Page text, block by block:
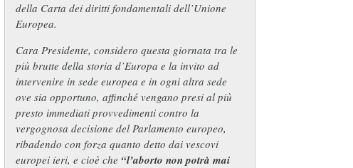
della Carta dei diritti fondamentali dell’Unione
Europea.
Cara Presidente, considero questa giornata tra le
più brutte della storia d’Europa e la invito ad
intervenire in sede europea e in ogni altra sede
ove sia opportuno, affinché vengano presi al più
presto immediati provvedimenti contro la
vergognosa decisione del Parlamento europeo,
ribadendo con forza quanto detto dai vescovi
europei ieri, e cioè che “l’aborto non potrà mai